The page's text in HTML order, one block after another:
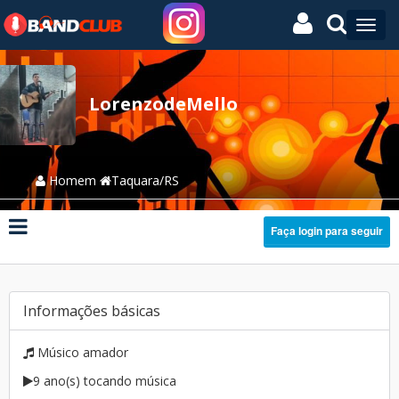
LorenzodeMello
Homem Taquara/RS
Faça login para seguir
Informações básicas
Músico amador
9 ano(s) tocando música